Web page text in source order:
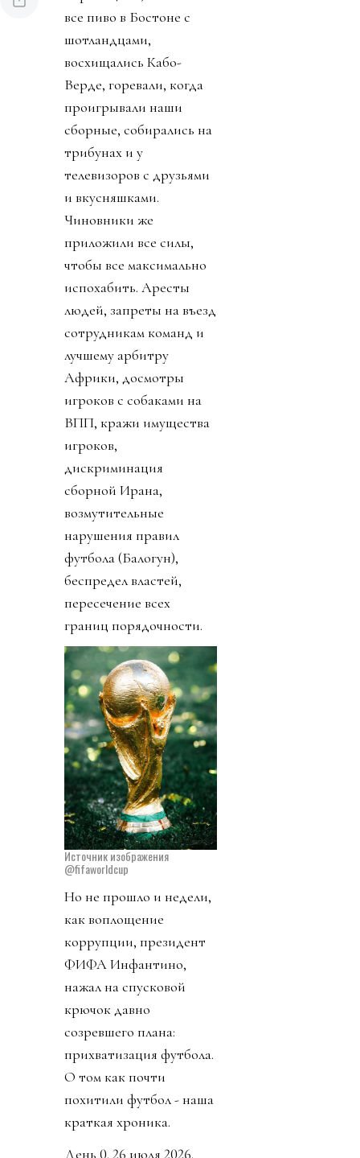
все пиво в Бостоне с
шотландцами,
восхищались Кабо-
Верде, горевали, когда
проигрывали наши
сборные, собирались на
трибунах и у
телевизоров с друзьями
и вкусняшками.
Чиновники же
приложили все силы,
чтобы все максимально
испохабить. Аресты
людей, запреты на въезд
сотрудникам команд и
лучшему арбитру
Африки, досмотры
игроков с собаками на
ВПП, кражи имущества
игроков,
дискриминация
сборной Ирана,
возмутительные
нарушения правил
футбола (Балогун),
беспредел властей,
пересечение всех
границ порядочности.
Источник изображения
@fifaworldcup
Но не прошло и недели,
как воплощение
коррупции, президент
ФИФА Инфантино,
нажал на спусковой
крючок давно
созревшего плана:
прихватизация футбола.
О том как почти
похитили футбол - наша
краткая хроника.
День 0. 26 июля 2026.